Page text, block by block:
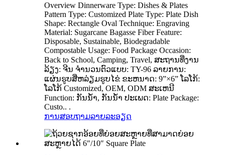
Overview Dinnerware Type: Dishes & Plates
Pattern Type: Customized Plate Type: Plate Dish
Shape: Rectangle Oval Technique: Engraving
Material: Sugarcane Bagasse Fiber Feature:
Disposable, Sustainable, Biodegradable
Compostable Usage: Food Package Occasion:
Back to School, Camping, Travel, ສະຖານທີ່ງານ
ລ້ຽງ: ຈີນ ຈໍານວນຕົວແບບ: TY-96 ລາຍການ:
ແຜ່ນຮູບສີ່ຫລ່ຽມຮູບໄຂ່ ຂະຫນາດ: 9”×6” ໂລໂກ້:
ໂລໂກ້ Customized, OEM, ODM ສະເຫນີ
Function: ກັນນ້ໍາ, ກັນນ້ໍາ ປະເພດ: Plate Package:
Custo.. .
ການສອບຖາມລາຍລະອຽດ